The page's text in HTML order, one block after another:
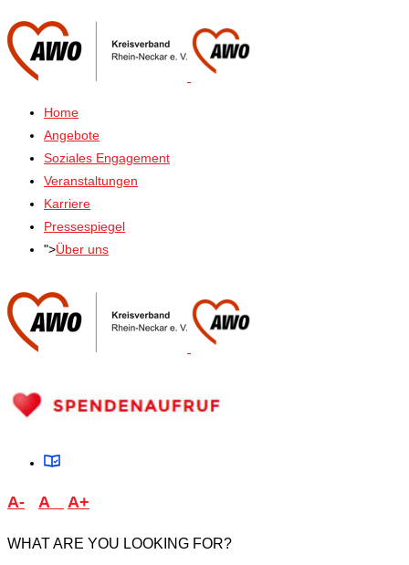
Home
Angebote
Soziales Engagement
Veranstaltungen
Karriere
Pressespiegel
">Über uns
A- A A+
WHAT ARE YOU LOOKING FOR?